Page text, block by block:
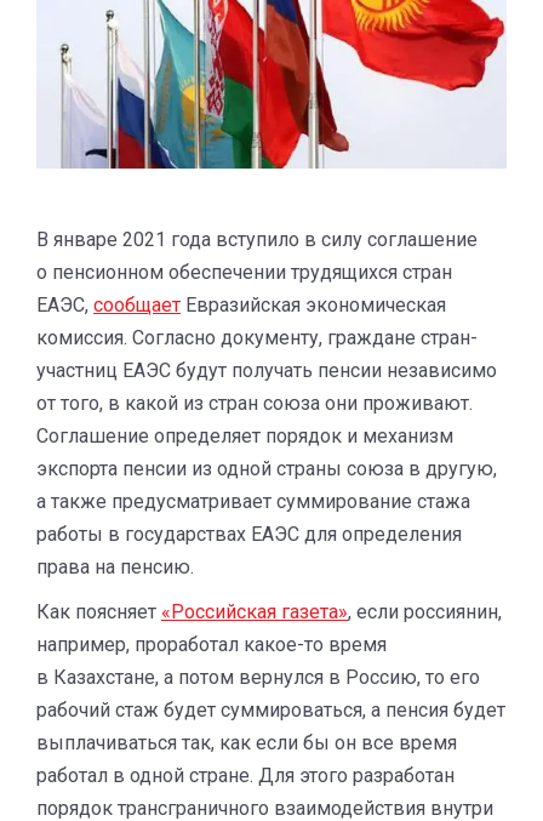
В январе 2021 года вступило в силу соглашение
о пенсионном обеспечении трудящихся стран
ЕАЭС, сообщает Евразийская экономическая
комиссия. Согласно документу, граждане стран-
участниц ЕАЭС будут получать пенсии независимо
от того, в какой из стран союза они проживают.
Соглашение определяет порядок и механизм
экспорта пенсии из одной страны союза в другую,
а также предусматривает суммирование стажа
работы в государствах ЕАЭС для определения
права на пенсию.
Как поясняет «Российская газета», если россиянин,
например, проработал какое-то время
в Казахстане, а потом вернулся в Россию, то его
рабочий стаж будет суммироваться, а пенсия будет
выплачиваться так, как если бы он все время
работал в одной стране. Для этого разработан
порядок трансграничного взаимодействия внутри